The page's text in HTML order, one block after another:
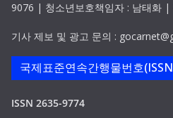
9076 | 청소년보호책임자 : 남태화 |
기사 제보 및 광고 문의 :
국제표준연속간행물번호
ISSN 2635-9774